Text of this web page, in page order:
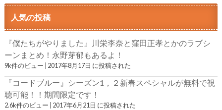
人気の投稿
『僕たちがやりました』川栄李奈と窪田正孝とかのラブシ
ーンまとめ！永野芽郁もあるよ！
9k件のビュー 2017年8月17日 に投稿された
『コードブルー』シーズン1，２新春スペシャルが無料で視
聴可能！！期間限定です！
2.6k件のビュー 2017年6月21日 に投稿された